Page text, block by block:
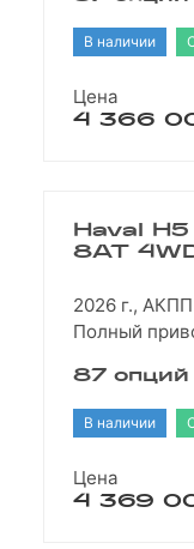
В наличии
Цена
4 366
Haval
8AT
2026 г.,
Полный
87 опций
В наличии
Цена
4 369